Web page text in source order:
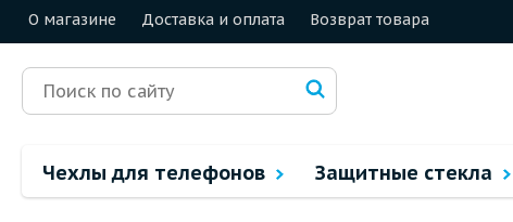
О магазине Доставка и оплата Возврат товара
Чехлы для телефонов Защитные стекла